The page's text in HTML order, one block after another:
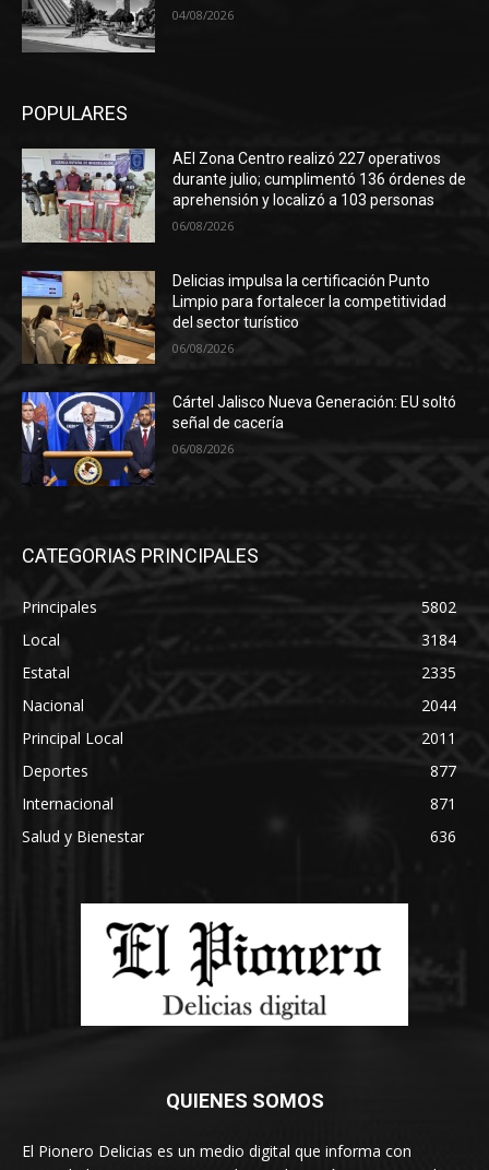
04/08/2026
POPULARES
AEI Zona Centro realizó 227 operativos
durante julio; cumplimentó 136 órdenes de
aprehensión y localizó a 103 personas
06/08/2026
Delicias impulsa la certificación Punto
Limpio para fortalecer la competitividad
del sector turístico
06/08/2026
Cártel Jalisco Nueva Generación: EU soltó
señal de cacería
06/08/2026
CATEGORIAS PRINCIPALES
Principales
5802
Local
3184
Estatal
2335
Nacional
2044
Principal Local
2011
Deportes
877
Internacional
871
Salud y Bienestar
636
QUIENES SOMOS
El Pionero Delicias es un medio digital que informa con